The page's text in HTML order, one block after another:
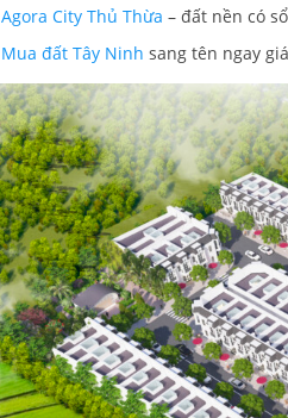
Agora City Thủ Thừa – đất nền có
Mua đất Tây Ninh sang tên ngay